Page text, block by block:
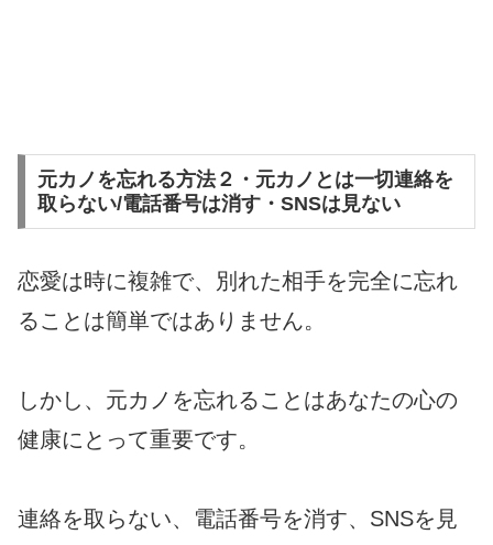
元カノを忘れる方法２・元カノとは一切連絡を
取らない/電話番号は消す・SNSは見ない
恋愛は時に複雑で、別れた相手を完全に忘れ
ることは簡単ではありません。
しかし、元カノを忘れることはあなたの心の
健康にとって重要です。
連絡を取らない、電話番号を消す、SNSを見